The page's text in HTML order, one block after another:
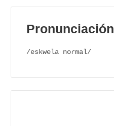
Pronunciación
/eskwela noɾmal/